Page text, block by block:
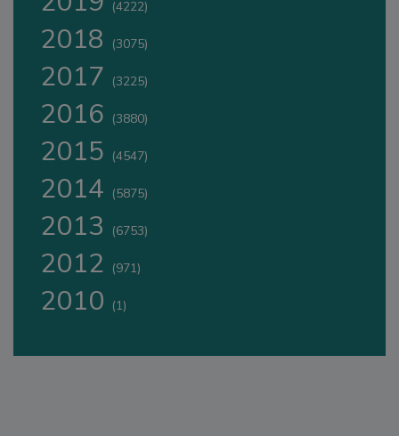
(4222)
2018 (3075)
2017 (3225)
2016 (3880)
2015 (4547)
2014 (5875)
2013 (6753)
2012 (971)
2010 (1)